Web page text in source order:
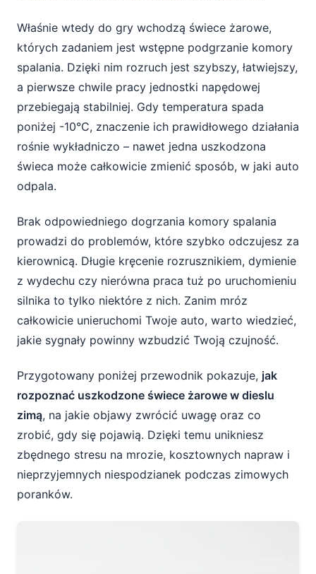
uszkodzonych świec żarowych?
1. Diagnostyka – pierwszy krok do
rozwiązania problemu
2. Wymiana świec żarowych – lepiej
komplet niż pojedynczo
3. Profilaktyka – jak nie dać się zaskoczyć
mrozowi?
Właśnie wtedy do gry wchodzą świece żarowe,
których zadaniem jest wstępne podgrzanie komory
spalania. Dzięki nim rozruch jest szybszy, łatwiejszy,
a pierwsze chwile pracy jednostki napędowej
przebiegają stabilniej. Gdy temperatura spada
poniżej -10°C, znaczenie ich prawidłowego działania
rośnie wykładniczo – nawet jedna uszkodzona
świeca może całkowicie zmienić sposób, w jaki auto
odpala.
Brak odpowiedniego dogrzania komory spalania
prowadzi do problemów, które szybko odczujesz za
kierownicą. Długie kręcenie rozrusznikiem, dymienie
z wydechu czy nierówna praca tuż po uruchomieniu
silnika to tylko niektóre z nich. Zanim mróz
całkowicie unieruchomi Twoje auto, warto wiedzieć,
jakie sygnały powinny wzbudzić Twoją czujność.
Przygotowany poniżej przewodnik pokazuje, jak
rozpoznać uszkodzone świece żarowe w dieslu
zimą, na jakie objawy zwrócić uwagę oraz co
zrobić, gdy się pojawią. Dzięki temu unikniesz
zbędnego stresu na mrozie, kosztownych napraw i
nieprzyjemnych niespodzianek podczas zimowych
poranków.